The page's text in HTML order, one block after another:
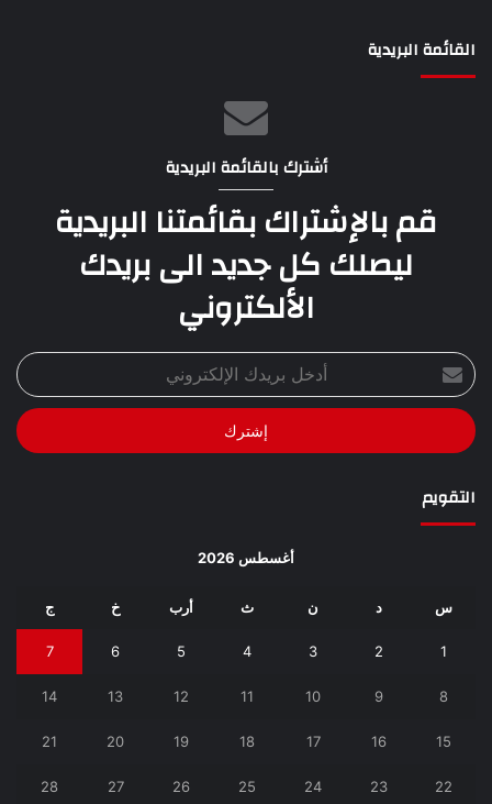
القائمة البريدية
أشترك بالقائمة البريدية
قم بالإشتراك بقائمتنا البريدية
ليصلك كل جديد الى بريدك
الألكتروني
أدخل
بريدك
الإلكتروني
التقويم
أغسطس 2026
س د ن ث أرب خ ج
1
2
3
4
5
6
7
8
9
10
11
12
13
14
15
16
17
18
19
20
21
22
23
24
25
26
27
28